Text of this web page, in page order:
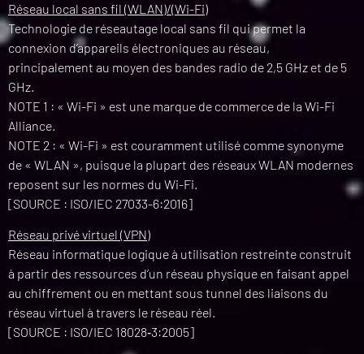
Réseau local sans fil (WLAN)/(Wi-Fi)
Technologie de réseautage local sans fil qui permet la
connexion d’appareils électroniques au réseau,
principalement au moyen des bandes radio de 2,5 GHz et de 5
GHz.
NOTE 1 : « Wi-Fi » est une marque de commerce de la Wi-Fi
Alliance.
NOTE 2 : « Wi-Fi » est couramment utilisé comme synonyme
de « WLAN », puisque la plupart des réseaux WLAN modernes
reposent sur les normes du Wi-Fi.
[SOURCE : ISO/IEC 27033-6:2016]
Réseau privé virtuel (VPN)
Réseau informatique logique à utilisation restreinte construit
à partir des ressources d’un réseau physique en faisant appel
au chiffrement ou en mettant sous tunnel des liaisons du
réseau virtuel à travers le réseau réel.
[SOURCE : ISO/IEC 18028‑3:2005]